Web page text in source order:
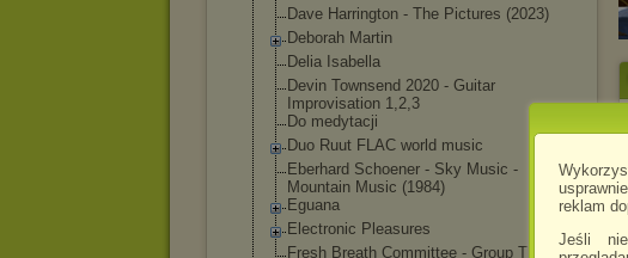
reklam
Jeśli
Dave Harrington - The Pictures (2023)
Deborah Martin
Delia Isabella
Devin Townsend 2020 - Guitar
Improvisation 1,2,3
Do medytacji
Duo Ruut FLAC world music
Eberhard Schoener - Sky Music -
Mountain Music (1984)
Eguana
Electronic Pleasures
Fresh Breath Committee - Group Therapy